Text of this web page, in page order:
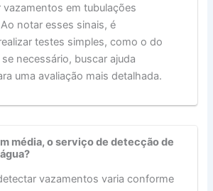
vazamentos em tubulações
notar esses sinais, é
testes simples, como o do
necessário, buscar ajuda
uma avaliação mais detalhada.
média, o serviço de detecção de
vazamentos varia conforme